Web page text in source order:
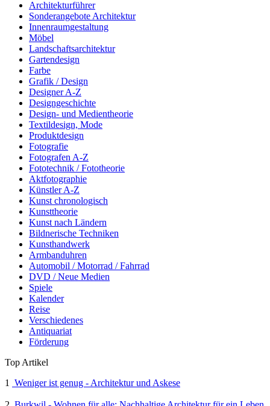
Architekturführer
Sonderangebote Architektur
Innenraumgestaltung
Möbel
Landschaftsarchitektur
Gartendesign
Farbe
Grafik / Design
Designer A-Z
Designgeschichte
Design- und Medientheorie
Textildesign, Mode
Produktdesign
Fotografie
Fotografen A-Z
Fototechnik / Fototheorie
Aktfotographie
Künstler A-Z
Kunst chronologisch
Kunsttheorie
Kunst nach Ländern
Bildnerische Techniken
Kunsthandwerk
Armbanduhren
Automobil / Motorrad / Fahrrad
DVD / Neue Medien
Spiele
Kalender
Reise
Verschiedenes
Antiquariat
Förderung
Top Artikel
1
Weniger ist genug - Architektur und Askese